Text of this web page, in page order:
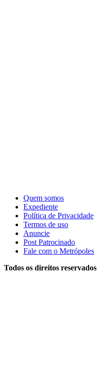
Quem somos
Expediente
Política de Privacidade
Termos de uso
Anuncie
Post Patrocinado
Fale com o Metrópoles
Todos os direitos reservados